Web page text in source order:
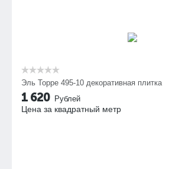
Эль Торре 495-10 декоративная плитка
1 620 Рублей
Цена за квадратный метр